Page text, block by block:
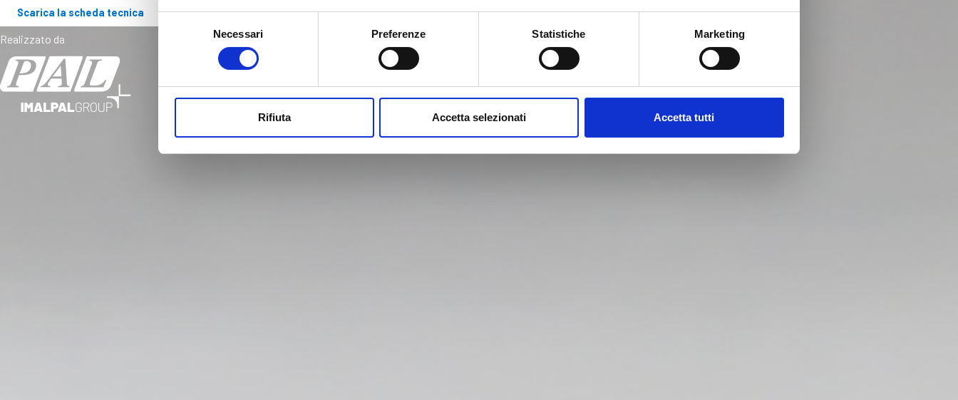
Necessari Preferenze Statistiche Marketing
Rifiuta Accetta selezionati Accetta tutti
Scarica la scheda tecnica
Realizzato da